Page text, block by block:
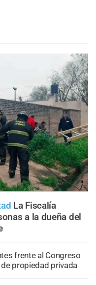
La Fiscalía
a la dueña del
frente al Congreso
propiedad privada